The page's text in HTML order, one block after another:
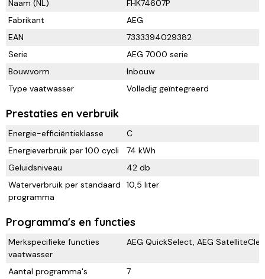
Naam (NL)
FHK74607P
Fabrikant
AEG
EAN
7333394029382
Serie
AEG 7000 serie
Bouwvorm
Inbouw
Type vaatwasser
Volledig geïntegreerd
Prestaties en verbruik
Energie-efficiëntieklasse
C
Energieverbruik per 100 cycli
74 kWh
Geluidsniveau
42 db
Waterverbruik per standaard
programma
10,5 liter
Programma's en functies
Merkspecifieke functies
vaatwasser
AEG QuickSelect, AEG
Aantal programma's
7